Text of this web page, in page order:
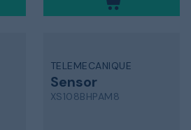
TELEMECANIQUE
Sensor
XS108BHPAM8